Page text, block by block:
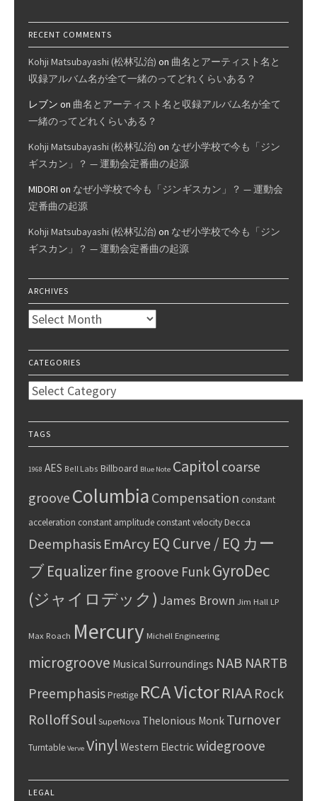
RECENT COMMENTS
Kohji Matsubayashi (松林弘治) on 曲名とアーティスト名と
収録アルバム名が全て一緒のってどれくらいある？
レブン on 曲名とアーティスト名と収録アルバム名が全て
一緒のってどれくらいある？
Kohji Matsubayashi (松林弘治) on なぜ小学校で今も「ジン
ギスカン」？ — 運動会定番曲の起源
MIDORI on なぜ小学校で今も「ジンギスカン」？ — 運動会
定番曲の起源
Kohji Matsubayashi (松林弘治) on なぜ小学校で今も「ジン
ギスカン」？ — 運動会定番曲の起源
ARCHIVES
Archives
CATEGORIES
Categories
TAGS
1968 AES Bell Labs Billboard Blue Note Capitol coarse
groove Columbia Compensation constant
acceleration constant amplitude constant velocityDecca
Deemphasis EmArcyEQ Curve / EQ カー
ブEqualizerfine groove FunkGyroDec
(ジャイロデック) James Brown Jim Hall LP
Max Roach Mercury Michell Engineering
microgroove Musical Surroundings NAB NARTB
PreemphasisPrestige RCA VictorRIAA Rock
RolloffSoul SuperNova Thelonious Monk Turnover
Turntable Verve Vinyl Western Electricwidegroove
LEGAL